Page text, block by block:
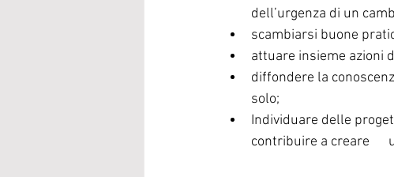
dell’urgenza di un
scambiarsi buone
attuare insieme azioni
diffondere la
solo;
Individuare delle
contribuire a creare